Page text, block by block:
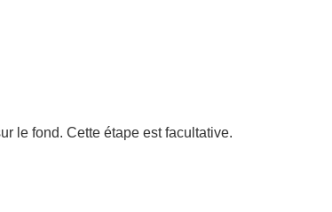
le fond. Cette étape est facultative.